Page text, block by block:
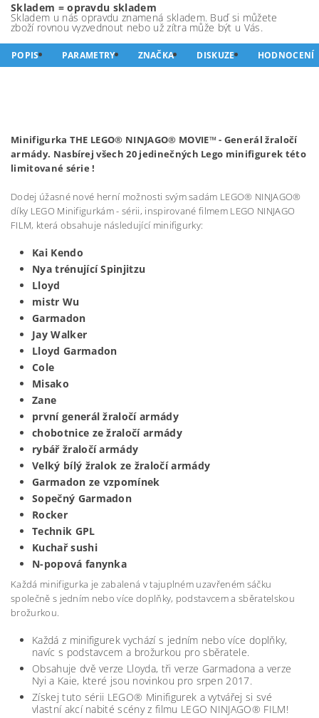
Skladem = opravdu skladem
Skladem u nás opravdu znamená skladem. Buď si můžete
zboží rovnou vyzvednout nebo už zítra může být u Vás.
POPIS PARAMETRY ZNAČKA DISKUZE HODNOCENÍ
Minifigurka THE LEGO® NINJAGO® MOVIE™ - Generál žraločí
armády. Nasbírej všech 20 jedinečných Lego minifigurek této
limitované série !
Dodej úžasné nové herní možnosti svým sadám LEGO® NINJAGO®
díky LEGO Minifigurkám - sérii, inspirované filmem LEGO NINJAGO
FILM, která obsahuje následující minifigurky:
Kai Kendo
Nya trénující Spinjitzu
Lloyd
mistr Wu
Garmadon
Jay Walker
Lloyd Garmadon
Cole
Misako
Zane
první generál žraločí armády
chobotnice ze žraločí armády
rybář žraločí armády
Velký bílý žralok ze žraločí armády
Garmadon ze vzpomínek
Sopečný Garmadon
Rocker
Technik GPL
Kuchař sushi
N-popová fanynka
Každá minifigurka je zabalená v tajuplném uzavřeném sáčku
společně s jedním nebo více doplňky, podstavcem a sběratelskou
brožurkou.
Každá z minifigurek vychází s jedním nebo více doplňky,
navíc s podstavcem a brožurkou pro sběratele.
Obsahuje dvě verze Lloyda, tři verze Garmadona a verze
Nyi a Kaie, které jsou novinkou pro srpen 2017.
Získej tuto sérii LEGO® Minifigurek a vytvářej si své
vlastní akcí nabité scény z filmu LEGO NINJAGO® FILM!